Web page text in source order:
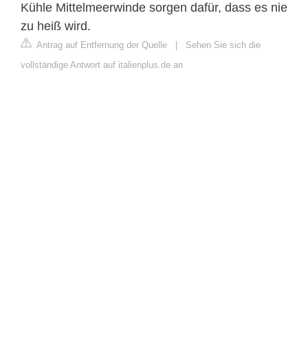
Kühle Mittelmeerwinde sorgen dafür, dass es nie
zu heiß wird.
Antrag auf Entfernung der Quelle
Sehen Sie sich die
vollständige Antwort auf italienplus.de an